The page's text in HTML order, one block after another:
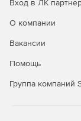
Вход в ЛК
О компании
Вакансии
Помощь
Группа компаний